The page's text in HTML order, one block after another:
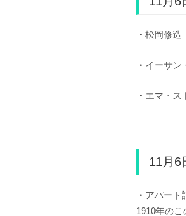
・松岡修造
・イーサン
・エマ・ス
11月6
・アパート
1910年の